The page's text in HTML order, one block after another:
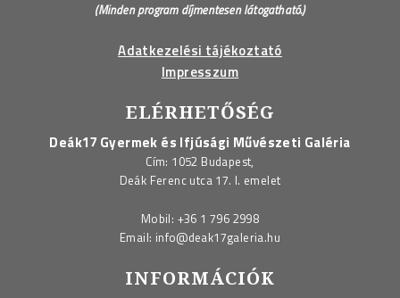
(Minden program díjmentesen látogatható.)
Adatkezelési tájékoztató
Impresszum
ELÉRHETŐSÉG
Deák17 Gyermek és Ifjúsági Művészeti Galéria
Cím: 1052 Budapest,
Deák Ferenc utca 17. I. emelet
Mobil: +36 1 796 2998
Email: info@deak17galeria.hu
INFORMÁCIÓK